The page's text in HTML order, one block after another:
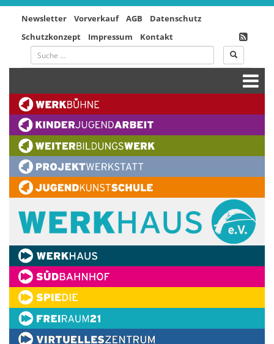
Newsletter Vorverkauf AGB
Datenschutz
Schutzkonzept
Impressum Kontakt